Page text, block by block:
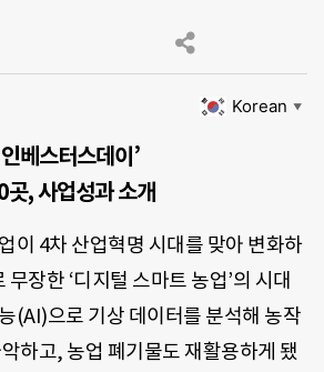
Korean ▼
베스터스데이’
, 사업성과 소개
이 4차 산업혁명 시대를 맞아 변화하
장한 ‘디지털 스마트 농업’의 시대
(AI)으로 기상 데이터를 분석해 농작
하고, 농업 폐기물도 재활용하게 됐